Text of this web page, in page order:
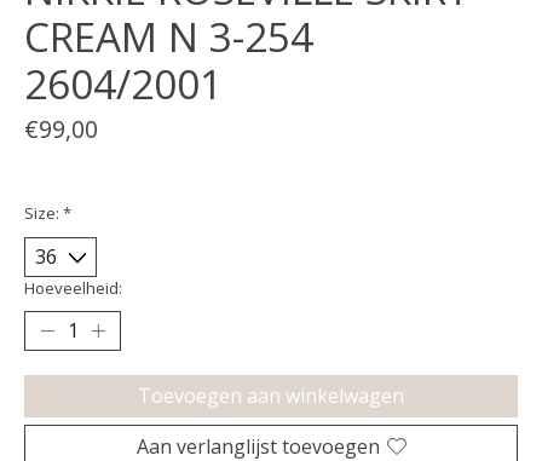
CREAM N 3-254
2604/2001
€99,00
Size: *
Hoeveelheid:
Toevoegen aan winkelwagen
Aan verlanglijst toevoegen